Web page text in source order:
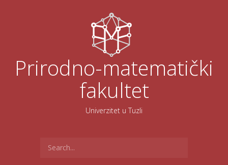
Prirodno-matematički
fakultet
Univerzitet u Tuzli
for: